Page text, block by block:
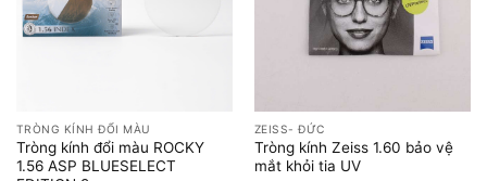
TRÒNG KÍNH ĐỔI MÀU
Tròng kính đổi màu ROCKY
1.56 ASP BLUESELECT
ZEISS- ĐỨC
Tròng kính Zeiss 1.60 bảo vệ
mắt khỏi tia UV